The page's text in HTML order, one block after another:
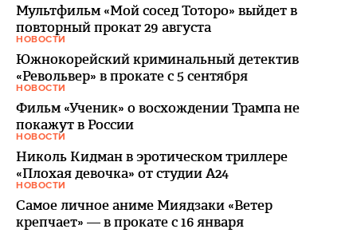
Мультфильм «Мой сосед Тоторо» выйдет в
повторный прокат 29 августа
НОВОСТИ
Южнокорейский криминальный детектив
«Револьвер» в прокате с 5 сентября
НОВОСТИ
Фильм «Ученик» о восхождении Трампа не
покажут в России
НОВОСТИ
Николь Кидман в эротическом триллере
«Плохая девочка» от студии A24
НОВОСТИ
Самое личное аниме Миядзаки «Ветер
крепчает» — в прокате с 16 января